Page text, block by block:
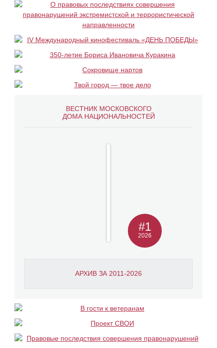
ВЕСТНИК МОСКОВСКОГО
ДОМА НАЦИОНАЛЬНОСТЕЙ
АРХИВ ЗА 2011-2026
#1
2026